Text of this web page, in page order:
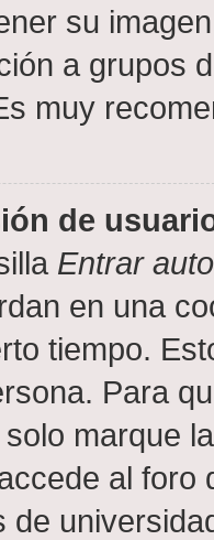
su
a grupos
muy
de
Entrar
en una
tiempo.
Para
marque
al foro
de